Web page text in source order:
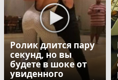
Ролик длится пару
секунд, но вы
будете в шоке от
увиденного